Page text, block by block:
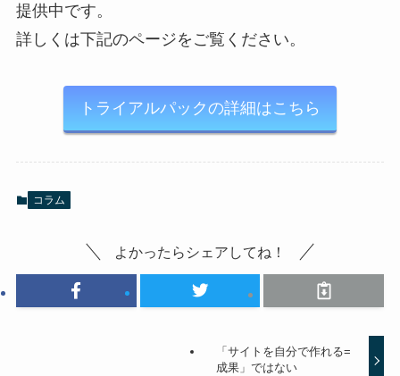
提供中です。
詳しくは下記のページをご覧ください。
トライアルパックの詳細はこちら
コラム
よかったらシェアしてね！
「サイトを自分で作れる=
成果」ではない